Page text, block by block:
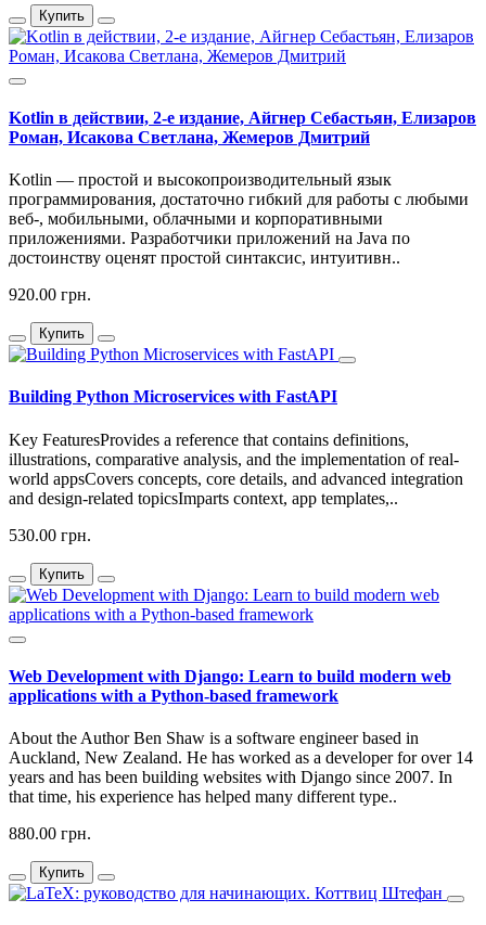
Купить
Kotlin в действии, 2-е издание, Айгнер Себастьян, Елизаров
Роман, Исакова Светлана, Жемеров Дмитрий
Kotlin — простой и высокопроизводительный язык
программирования, достаточно гибкий для работы с любыми
веб-, мобильными, облачными и корпоративными
приложениями. Разработчики приложений на Java по
достоинству оценят простой синтаксис, интуитивн..
920.00 грн.
Купить
Building Python Microservices with FastAPI
Key FeaturesProvides a reference that contains definitions,
illustrations, comparative analysis, and the implementation of real-
world appsCovers concepts, core details, and advanced integration
and design-related topicsImparts context, app templates,..
530.00 грн.
Купить
Web Development with Django: Learn to build modern web
applications with a Python-based framework
About the Author Ben Shaw is a software engineer based in
Auckland, New Zealand. He has worked as a developer for over 14
years and has been building websites with Django since 2007. In
that time, his experience has helped many different type..
880.00 грн.
Купить